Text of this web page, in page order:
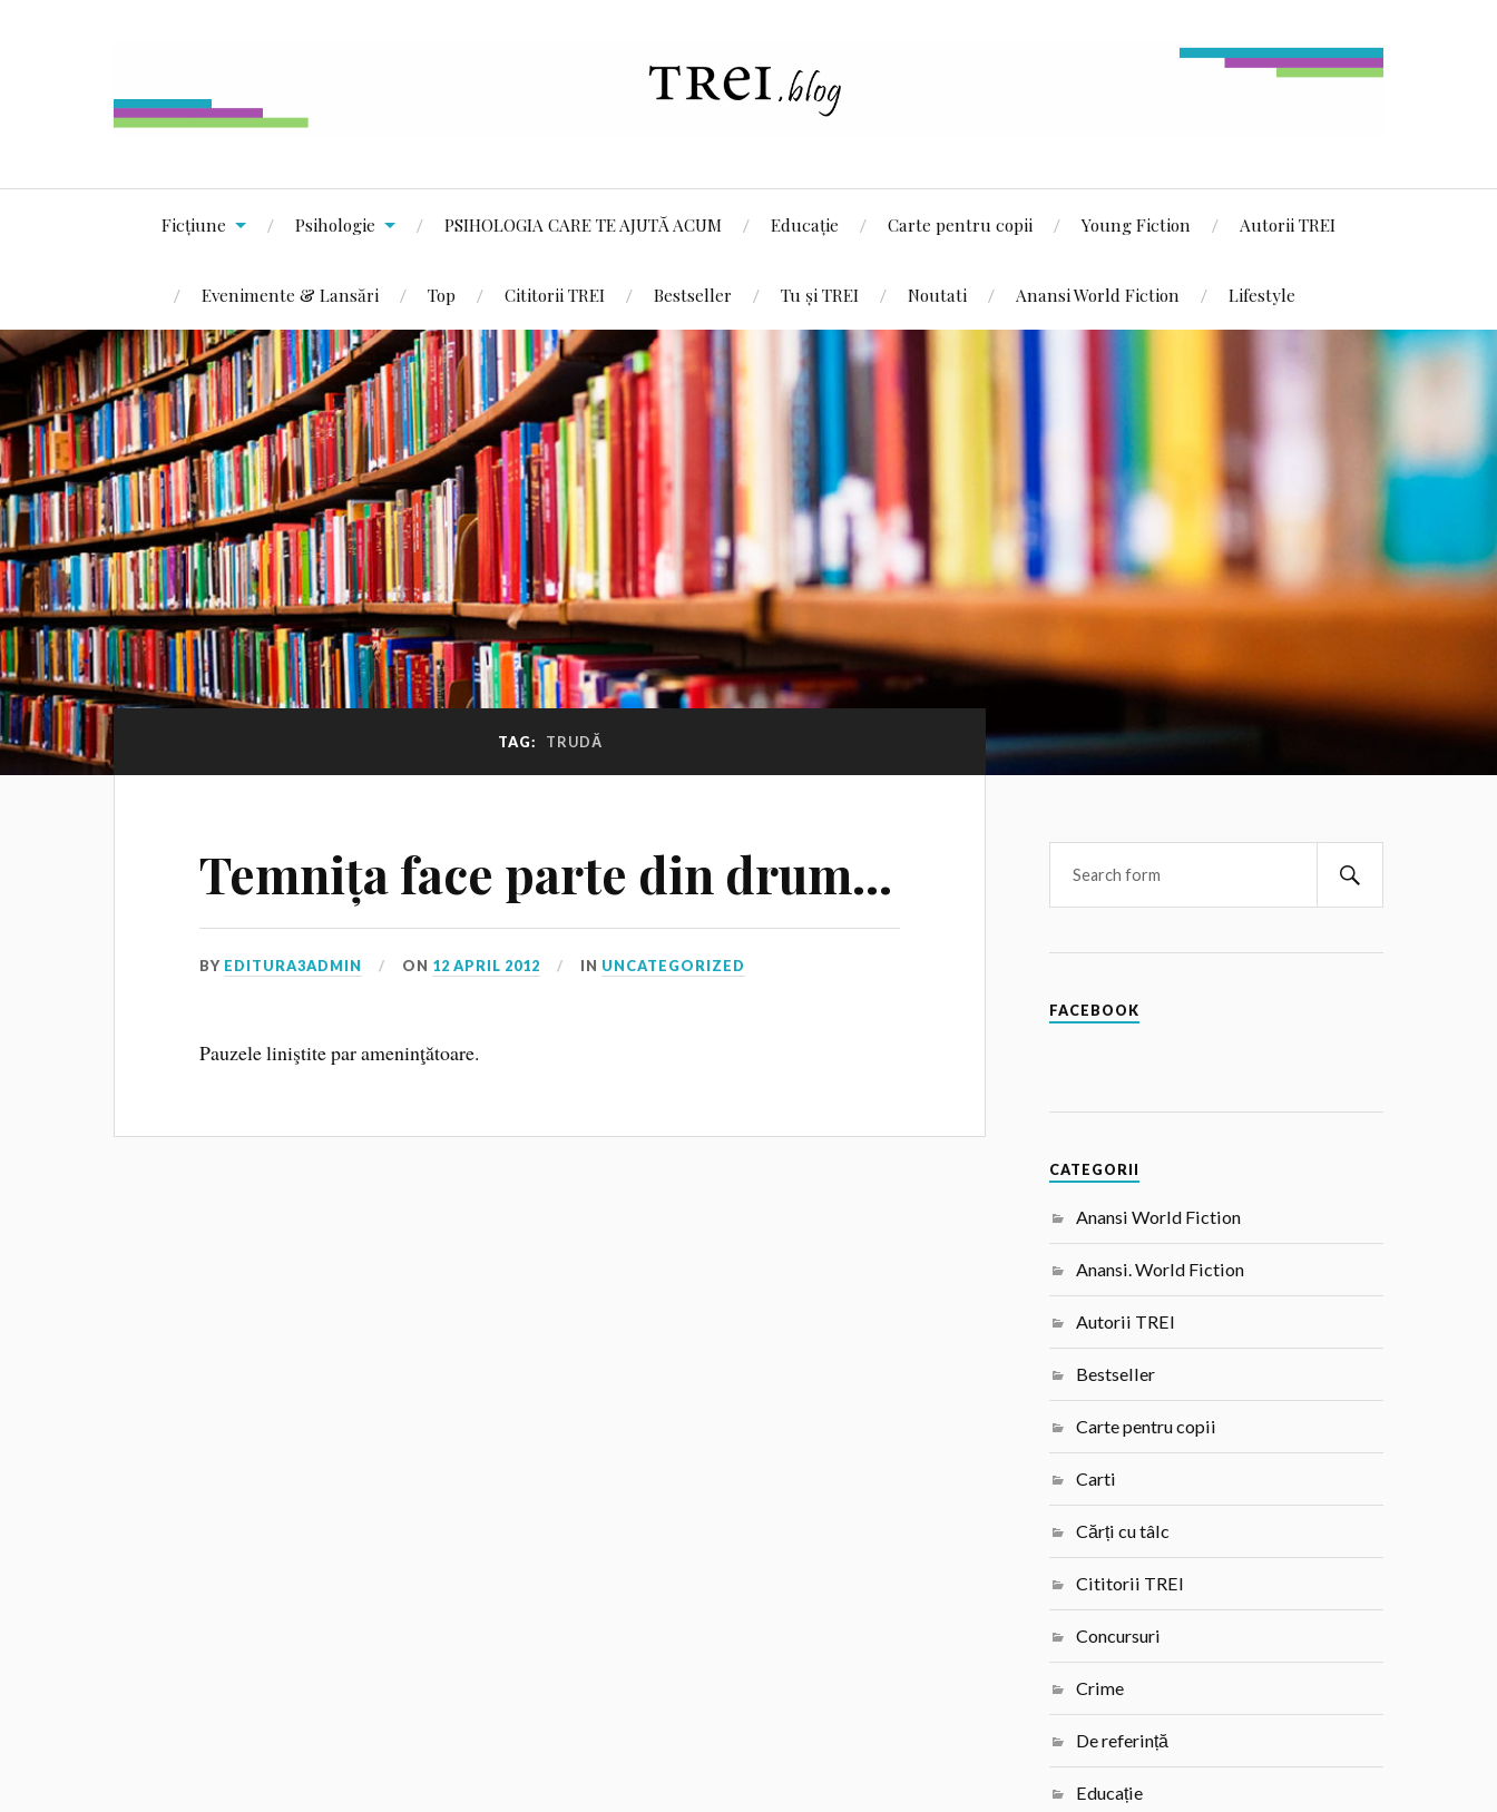
Ficțiune Psihologie PSIHOLOGIA CARE TE AJUTĂ ACUM Educație Carte pentru copii Young Fiction Autorii TREI
Evenimente & Lansări Top Cititorii TREI Bestseller Tu și TREI Noutati Anansi World Fiction Lifestyle
TAG: TRUDĂ
Temnița face parte din drum…
BY EDITURA3ADMIN ON 12 APRIL 2012 IN UNCATEGORIZED
Pauzele liniştite par ameninţătoare.
FACEBOOK
CATEGORII
Anansi World Fiction
Anansi. World Fiction
Autorii TREI
Bestseller
Carte pentru copii
Carti
Cărți cu tâlc
Cititorii TREI
Concursuri
Crime
De referință
Educație